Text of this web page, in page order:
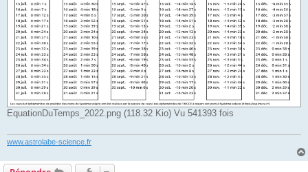
EquationDuTemps_2022.png (118.32 Kio) Vu 541393 fois
www.astrolabe-science.fr